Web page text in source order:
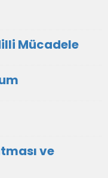
Mücadele
ve